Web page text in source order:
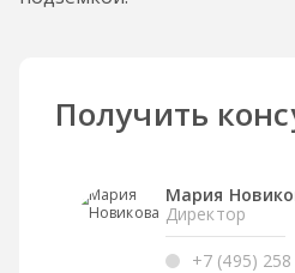
Получить
Мария
Директор
+7 (495)